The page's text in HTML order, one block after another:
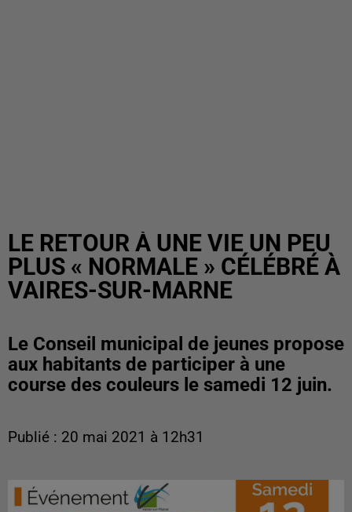
LE RETOUR À UNE VIE UN PEU
PLUS « NORMALE » CÉLÉBRÉ À
VAIRES-SUR-MARNE
Le Conseil municipal de jeunes propose
aux habitants de participer à une
course des couleurs le samedi 12 juin.
Publié : 20 mai 2021 à 12h31